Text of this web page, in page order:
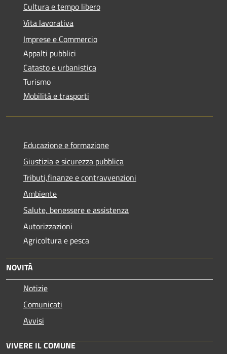
Cultura e tempo libero
Vita lavorativa
Imprese e Commercio
Appalti pubblici
Catasto e urbanistica
Turismo
Mobilità e trasporti
Educazione e formazione
Giustizia e sicurezza pubblica
Tributi,finanze e contravvenzioni
Ambiente
Salute, benessere e assistenza
Autorizzazioni
Agricoltura e pesca
NOVITÀ
Notizie
Comunicati
Avvisi
VIVERE IL COMUNE